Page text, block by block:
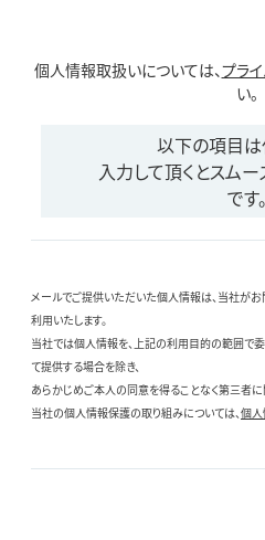
個人情報取扱いについては、プラ
い。
以下の項目は
入力して頂くとスム
です。
メールでご提供いただいた個人情報は、当社が
利用いたします。
当社では個人情報を、上記の利用目的の範囲で
て提供する場合を除き、
あらかじめご本人の同意を得ることなく第三者
当社の個人情報保護の取り組みについては、個人